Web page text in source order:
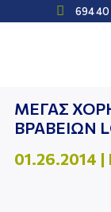
 694 40
ΜΕΓΑΣ
ΒΡΑΒΕΙΩΝ
01.26.2014 |